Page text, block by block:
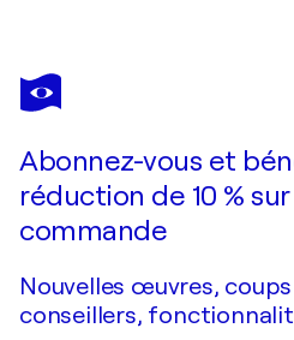
STEFANO MAZZOLINI
PESVER
Abonnez-vous et
réduction de 10 %
commande
Nouvelles œuvres,
conseillers,